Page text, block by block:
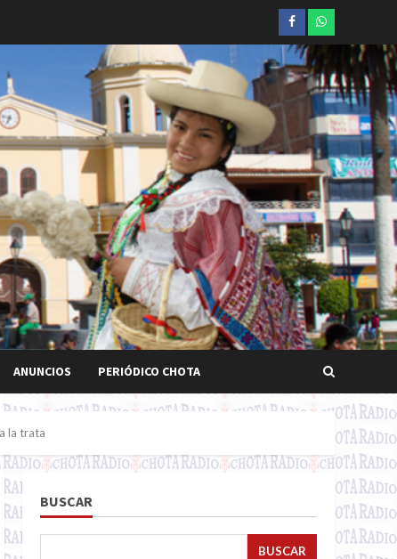
Facebookwhatsapp
ANUNCIOS PERIÓDICO CHOTA
la trata
BUSCAR
BUSCAR